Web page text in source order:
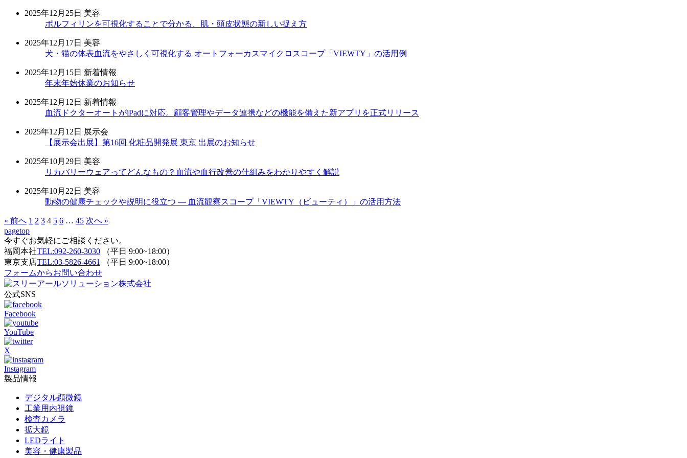
2025年12月25日 美容
ポルフィリンを可視化することで分かる、肌・頭皮状態の新しい捉え方
2025年12月17日 美容
犬・猫の体表血流をやさしく可視化する オートフォーカスマイクロスコープ「VIEWTY」の活用例
2025年12月15日 新着情報
年末年始休業のお知らせ
2025年12月12日 新着情報
血流ドクターオートがiPadに対応。顧客管理やデータ連携などの機能を備えた新アプリを正式リリース
2025年12月12日 展示会
【展示会出展】第16回 化粧品開発展 東京 出展のお知らせ
2025年10月29日 美容
リカバリーウェアってどんなもの？血流や血行改善の仕組みをわかりやすく解説
2025年10月22日 美容
動物の健康チェックや説明に役立つ ― 血流観察スコープ「VIEWTY（ビューティ）」の活用方法
« 前へ 1 2 3 4 5 6 … 45 次へ »
pagetop
今すぐお気軽にご相談ください。
福岡本社TEL:092-260-3030 （平日 9:00~18:00）
東京支店TEL:03-5826-4661
（平日 9:00~18:00）
フォームからお問い合わせ
公式SNS
Facebook
YouTube
X
Instagram
製品情報
デジタル顕微鏡
工業用内視鏡
検査カメラ
拡大鏡
LEDライト
美容・健康製品